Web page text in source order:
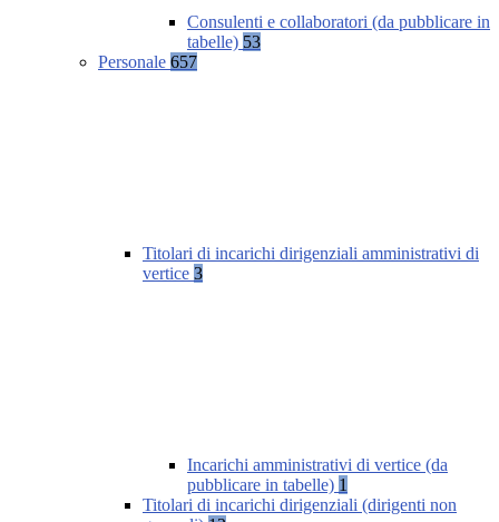
Consulenti e collaboratori (da pubblicare in
tabelle) 53
Personale 657
Titolari di incarichi dirigenziali amministrativi di
vertice 3
Incarichi amministrativi di vertice (da
pubblicare in tabelle) 1
Titolari di incarichi dirigenziali (dirigenti non